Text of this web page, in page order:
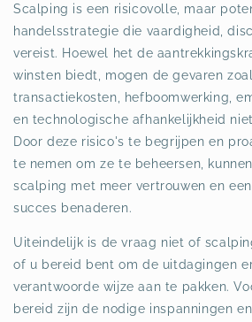
Scalping is een risicovolle, maar
handelsstrategie die vaardigheid,
vereist. Hoewel het de
winsten biedt, mogen de gevaren
transactiekosten, hefboomwerking,
en technologische afhankelijkheid
Door deze risico's te begrijpen en
te nemen om ze te beheersen,
scalping met meer vertrouwen en
succes benaderen.
Uiteindelijk is de vraag niet of
of u bereid bent om de uitdagingen
verantwoorde wijze aan te pakken.
bereid zijn de nodige inspanningen